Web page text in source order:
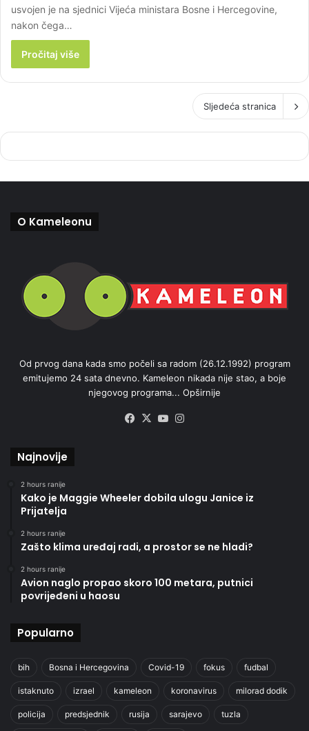
usvojen je na sjednici Vijeća ministara Bosne i Hercegovine,
nakon čega…
Pročitaj više
Sljedeća stranica
O Kameleonu
Od prvog dana kada smo počeli sa radom (26.12.1992) program
emitujemo 24 sata dnevno. Kameleon nikada nije stao, a boje
njegovog programa... Opširnije
Facebook
X YouTube
Najnovije
2 hours ranije
Kako je Maggie Wheeler dobila ulogu Janice iz
Prijatelja
2 hours ranije
Zašto klima uređaj radi, a prostor se ne hladi?
2 hours ranije
Avion naglo propao skoro 100 metara, putnici
povrijeđeni u haosu
Popularno
bih Bosna i Hercegovina Covid-19 fokus fudbal
istaknuto izrael kameleon koronavirus milorad dodik
policija predsjednik rusija sarajevo tuzla